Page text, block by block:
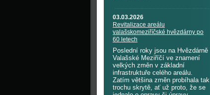
03.03.2026
Revitalizace areálu
valašskomeziříčské hvězdárny po
60 letech
Poslední roky jsou na Hvězdárně
Valašské Meziříčí ve znamení
velkých změn v základní
infrastruktuře celého areálu.
Zatím většina změn probíhala tak
trochu skrytě, ať už proto, že se